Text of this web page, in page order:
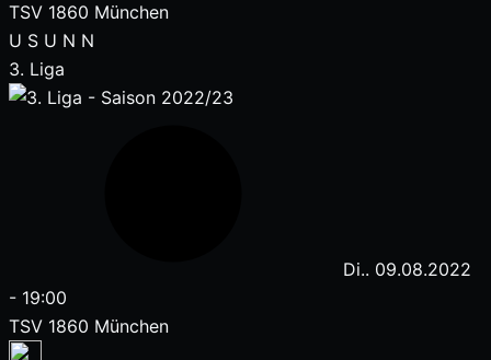
TSV 1860 München
U S U N N
3. Liga
Di.. 09.08.2022
- 19:00
TSV 1860 München